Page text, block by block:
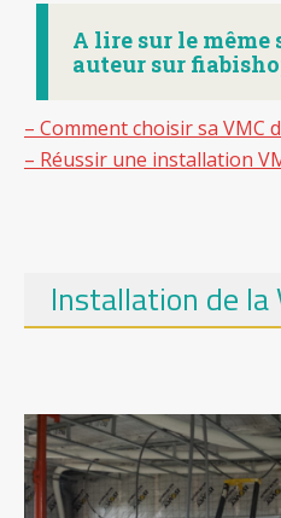
A lire sur le même
auteur sur
– Comment choisir sa VMC
– Réussir une installation
Installation de la